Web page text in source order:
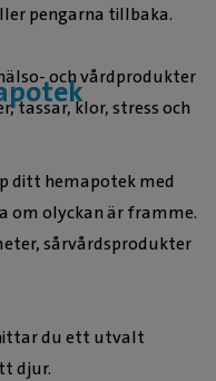
pengarna tillbaka.
och vårdprodukter
tassar, klor, stress och
ditt hemapotek med
om olyckan är framme.
sårvårdsprodukter
du ett utvalt
djur.